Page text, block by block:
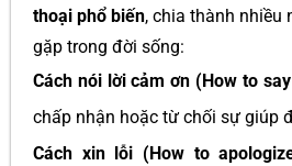
thoại phổ biến, chia thành nhiều
gặp trong đời sống:
Cách nói lời cảm ơn (How to
chấp nhận hoặc từ chối sự giúp
Cách xin lỗi (How to